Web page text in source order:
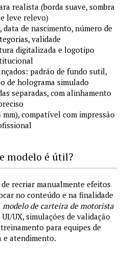
realista (borda suave, sombra
leve relevo)
data de nascimento, número de
validade
digitalizada e logotipo
padrão de fundo sutil,
de holograma simulado
separadas, com alinhamento
mm), compatível com impressão
modelo é útil?
recriar manualmente efeitos
no conteúdo e na finalidade
modelo de carteira de motorista
UX, simulações de validação
para equipes de
e atendimento.